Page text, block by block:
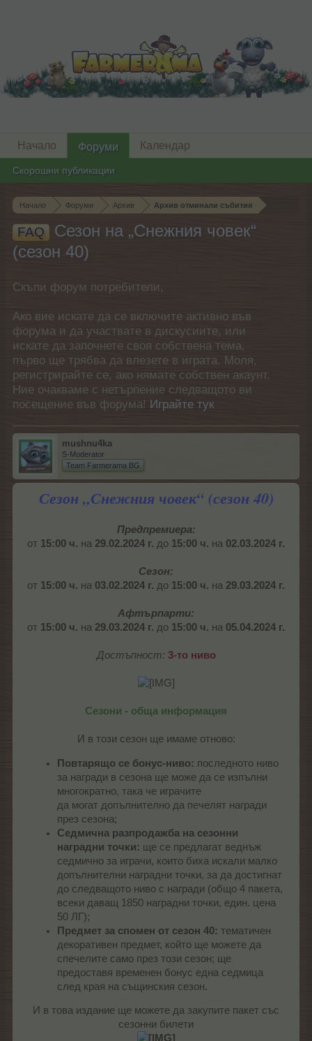
Начало Форуми Архив Архив отминали събития
FAQ
Сезон на „Снежния човек“
(сезон 40)
Скъпи форум потребители,
Ако вие искате да се включите активно във
форума и да участвате в дискусиите, или
искате да започнете своя собствена тема,
първо ще трябва да влезете в играта. Моля,
регистрирайте се, ако нямате собствен акаунт.
Ние очакваме с нетърпение следващото ви
посещение във форума! Играйте тук
mushnu4ka
S-Moderator
Team Farmerama BG
Сезон „Снежния човек“ (сезон 40)
Предпремиера:
от 15:00 ч. на 29.02.2024 г. до 15:00 ч. на 02.03.2024 г.
Сезон:
от 15:00 ч. на 03.02.2024 г. до 15:00 ч. на 29.03.2024 г.
Афтърпарти:
от 15:00 ч. на 29.03.2024 г. до 15:00 ч. на 05.04.2024 г.
Достъпност: 3-то ниво
Сезони - обща информация
И в този сезон ще имаме отново:​
Повтарящо се бонус-ниво: последното ниво
за награди в сезона ще може да се изпълни
многократно, така че играчите
да могат допълнително да печелят награди
през сезона;
Седмична разпродажба на сезонни
наградни точки: ще се предлагат веднъж
седмично за играчи, които биха искали малко
допълнителни наградни точки, за да достигнат
до следващото ниво с награди (общо 4 пакета,
всеки даващ 1850 наградни точки, един. цена
50 ЛГ);
Предмет за спомен от сезон 40: тематичен
декоративен предмет, който ще можете да
спечелите само през този сезон; ще
предоставя временен бонус една седмица
след края на същинския сезон.
И в това издание ще можете да закупите пакет със
сезонни билети
Начало Форуми
Скорошни публикации
Календар